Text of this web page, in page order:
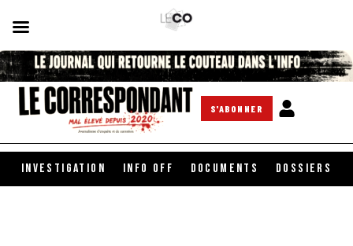
S'ABONNER
INVESTIGATION INFO OFF DOCUMENTS DOSSIERS